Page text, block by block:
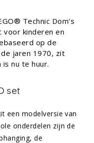
Technic Dom's
voor kinderen en
op de
jaren 1970, zit
nu te huur.
set
een modelversie van
onderdelen zijn de
de